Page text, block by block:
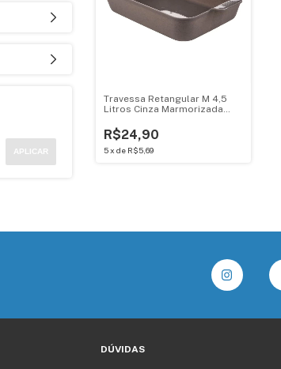
APLICAR
Travessa Retangular M 4,5
Litros Cinza Marmorizada
R$24,90
5x de R$5,69
DÚVIDAS